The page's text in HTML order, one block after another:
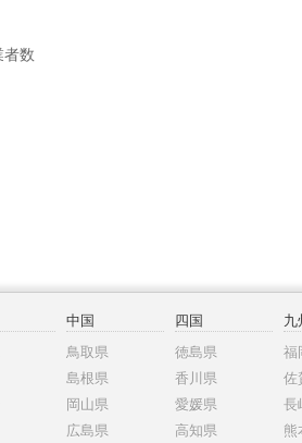
者数
中国
鳥取県
島根県
岡山県
広島県
四国
徳島県
香川県
愛媛県
高知県
九
福
佐
長
熊